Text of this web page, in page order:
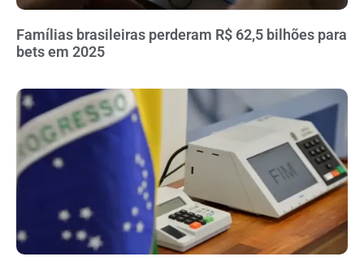
Famílias brasileiras perderam R$ 62,5 bilhões para
bets em 2025